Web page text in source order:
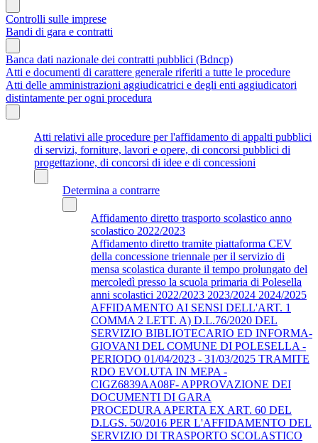
Controlli sulle imprese
Bandi di gara e contratti
Banca dati nazionale dei contratti pubblici (Bdncp)
Atti e documenti di carattere generale riferiti a tutte le procedure
Atti delle amministrazioni aggiudicatrici e degli enti aggiudicatori
distintamente per ogni procedura
Atti relativi alle procedure per l'affidamento di appalti pubblici
di servizi, forniture, lavori e opere, di concorsi pubblici di
progettazione, di concorsi di idee e di concessioni
Determina a contrarre
Affidamento diretto trasporto scolastico anno
scolastico 2022/2023
Affidamento diretto tramite piattaforma CEV
della concessione triennale per il servizio di
mensa scolastica durante il tempo prolungato del
mercoledì presso la scuola primaria di Polesella
anni scolastici 2022/2023 2023/2024 2024/2025
AFFIDAMENTO AI SENSI DELL'ART. 1
COMMA 2 LETT. A) D.L.76/2020 DEL
SERVIZIO BIBLIOTECARIO ED INFORMA-
GIOVANI DEL COMUNE DI POLESELLA -
PERIODO 01/04/2023 - 31/03/2025 TRAMITE
RDO EVOLUTA IN MEPA -
CIGZ6839AA08F- APPROVAZIONE DEI
DOCUMENTI DI GARA
PROCEDURA APERTA EX ART. 60 DEL
D.LGS. 50/2016 PER L'AFFIDAMENTO DEL
SERVIZIO DI TRASPORTO SCOLASTICO